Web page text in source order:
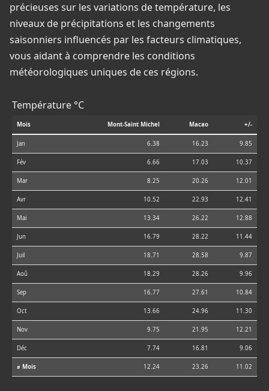
précieuses sur les variations de température, les
niveaux de précipitations et les changements
saisonniers influencés par les facteurs climatiques,
vous aidant à comprendre les conditions
météorologiques uniques de ces régions.
Température °C
Mois Mont-Saint Michel Macao +/-
Jan 6.38 16.23 9.85
Fév 6.66 17.03 10.37
Mar 8.25 20.26 12.01
Avr 10.52 22.93 12.41
Mai 13.34 26.22 12.88
Jun 16.79 28.22 11.44
Juil 18.71 28.58 9.87
Aoû 18.29 28.26 9.96
Sep 16.77 27.61 10.84
Oct 13.66 24.96 11.30
Nov 9.75 21.95 12.21
Déc 7.74 16.81 9.06
⌀ Mois 12.24 23.26 11.02